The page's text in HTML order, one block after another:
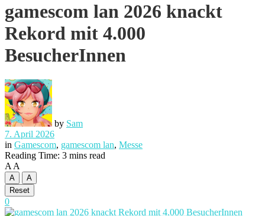
gamescom lan 2026 knackt
Rekord mit 4.000
BesucherInnen
by Sam
7. April 2026
in Gamescom, gamescom lan, Messe
Reading Time: 3 mins read
A A
A
A
Reset
0